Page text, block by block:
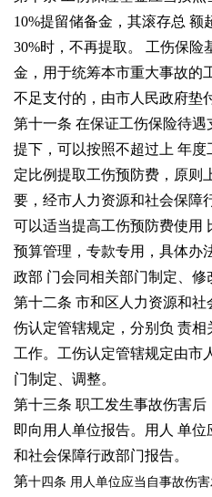
10%提留储备金，其滚存总 额
30%时，不再提取。 工伤保险
金，用于统筹本市重大事故的
不足支付的，由市人民政府垫
第十一条 在保证工伤保险待
提下，可以按照不超过上 年度
定比例提取工伤预防费，原则
要，经市人力资源和社会保障
可以适当提高工伤预防费使用
预算管理，专款专用，具体办
政部 门会同相关部门制定、修
第十二条 市和区人力资源和
伤认定管辖规定，分别负 责相
工作。工伤认定管辖规定由市
门制定、调整。
第十三条 职工发生事故伤害
即向用人单位报告。用人 单位
和社会保障行政部门报告。
第十四条 用人单位应当自事故伤